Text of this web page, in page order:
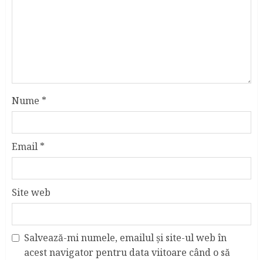
Nume *
Email *
Site web
Salvează-mi numele, emailul și site-ul web în
acest navigator pentru data viitoare când o să